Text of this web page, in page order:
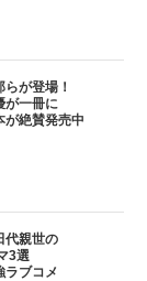
が登場！
が一冊に
が絶賛発売中
代親世の
3選
ブコメ